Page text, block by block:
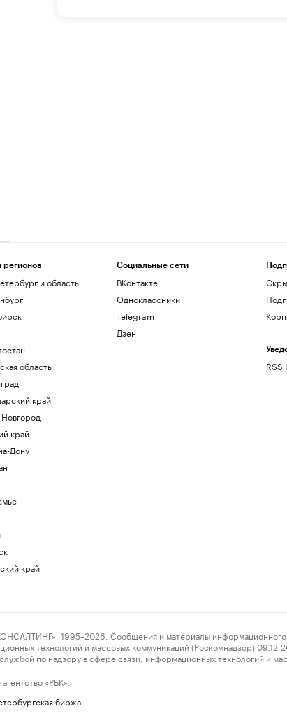
регионов
и область
область
край
край
Дону
край
Социальные сети
ВКонтакте
Одноклассники
Telegram
Дзен
RSS
1995–2026. Сообщения и материалы информационного
технологий и массовых коммуникаций (Роскомнадзор)
по надзору в сфере связи, информационных технологий и
«РБК».
биржа